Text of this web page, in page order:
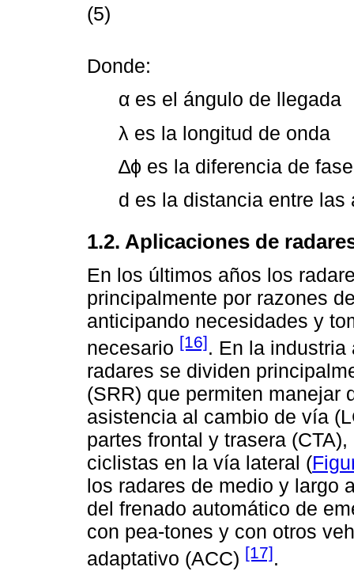
(5)
Donde:
α es el ángulo de llegada
λ es la longitud de onda
∆ϕ es la diferencia de
d es la distancia entre las
1.2. Aplicaciones de
En los últimos años los
principalmente por razones
anticipando necesidades y
necesario [16]. En la
radares se dividen
(SRR) que permiten manejar
asistencia al cambio de vía
partes frontal y trasera
ciclistas en la vía lateral (
los radares de medio y largo
del frenado automático de
con pea-tones y con otros
adaptativo (ACC) [17].